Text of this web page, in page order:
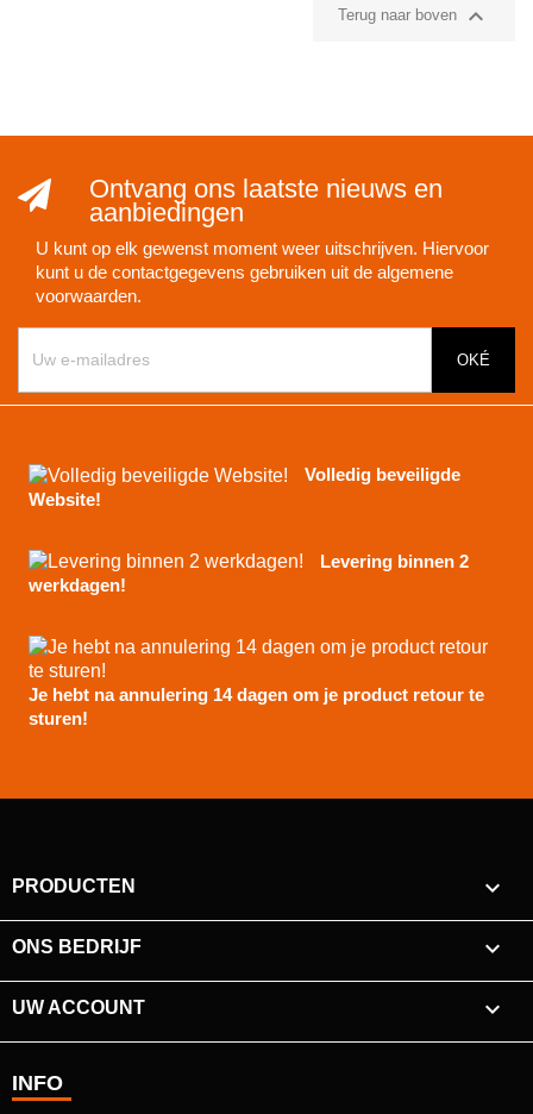
Terug naar boven 
Ontvang ons laatste nieuws en
aanbiedingen
U kunt op elk gewenst moment weer uitschrijven. Hiervoor
kunt u de contactgegevens gebruiken uit de algemene
voorwaarden.
Volledig beveiligde
Website!
Levering binnen 2
werkdagen!
Je hebt na annulering 14 dagen om je product retour te
sturen!
PRODUCTEN 
ONS BEDRIJF 
UW ACCOUNT 
INFO